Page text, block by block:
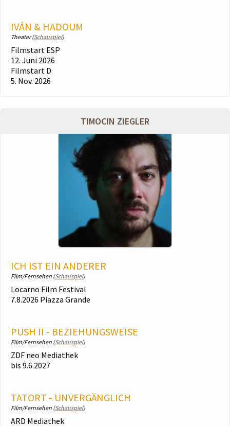
IVÁN & HADOUM
Theater (Schauspiel)
Filmstart ESP
12. Juni 2026
Filmstart D
5. Nov. 2026
TIMOCIN ZIEGLER
ICH IST EIN ANDERER
Film/Fernsehen (Schauspiel)
Locarno Film Festival
7.8.2026 Piazza Grande
PUSH II - BEZIEHUNGSWEISE
Film/Fernsehen (Schauspiel)
ZDF neo Mediathek
bis 9.6.2027
TATORT - UNVERGÄNGLICH
Film/Fernsehen (Schauspiel)
ARD Mediathek